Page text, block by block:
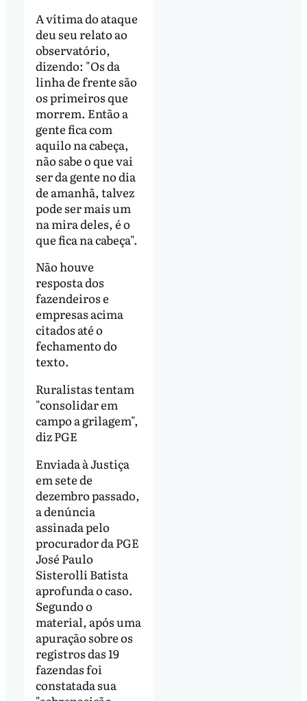
A vítima do ataque
deu seu relato ao
observatório,
dizendo: "Os da
linha de frente são
os primeiros que
morrem. Então a
gente fica com
aquilo na cabeça,
não sabe o que vai
ser da gente no dia
de amanhã, talvez
pode ser mais um
na mira deles, é o
que fica na cabeça".
Não houve
resposta dos
fazendeiros e
empresas acima
citados até o
fechamento do
texto.
Ruralistas tentam
"consolidar em
campo a grilagem",
diz PGE
Enviada à Justiça
em sete de
dezembro passado,
a denúncia
assinada pelo
procurador da PGE
José Paulo
Sisterolli Batista
aprofunda o caso.
Segundo o
material, após uma
apuração sobre os
registros das 19
fazendas foi
constatada sua